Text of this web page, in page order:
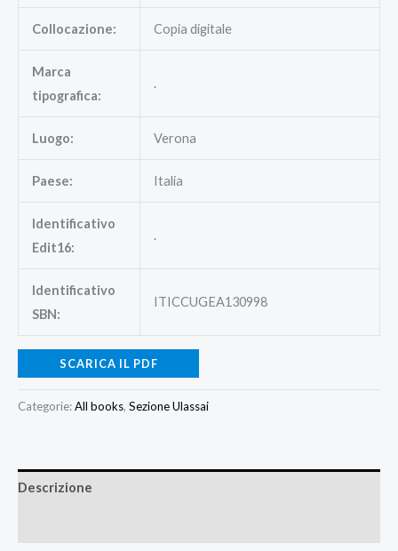
Collocazione: Copia digitale
Marca
tipografica:
.
Luogo: Verona
Paese: Italia
Identificativo
Edit16:
.
Identificativo
SBN:
ITICCUGEA130998
SCARICA IL PDF
Categorie:All books, Sezione Ulassai
Descrizione